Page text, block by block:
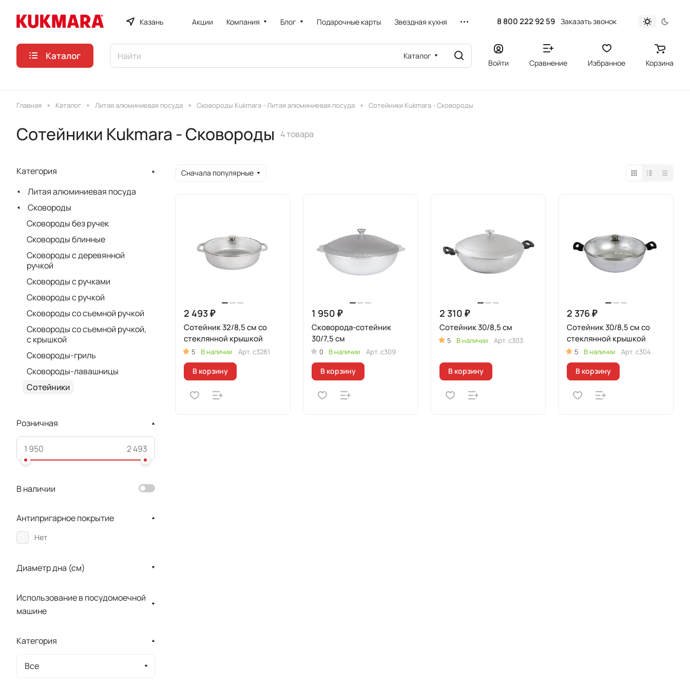
Казань Акции Компания Блог Подарочные карты Звездная кухня 8 800 222 92 59 Заказать звонок
Каталог Каталог
Войти Сравнение Избранное Корзина
Главная Каталог Литая алюминиевая посуда Сковороды Kukmara - Литая алюминиевая посуда Сотейники Kukmara - Сковороды
Сотейники Kukmara - Сковороды 4 товара
Сначала популярные
2 493 ₽
Сотейник 32/8,5 см со
стеклянной крышкой
5 В наличии Арт. с3281
В корзину
1 950 ₽
Сковорода-сотейник
30/7,5 см
0 В наличии Арт. с309
В корзину
2 310 ₽
Сотейник 30/8,5 см
5 В наличии Арт. с303
В корзину
2 376 ₽
Сотейник 30/8,5 см со
стеклянной крышкой
5 В наличии Арт.с304
В корзину
Категория
Литая алюминиевая посуда
Сковороды
Сковороды без ручек
Сковороды блинные
Сковороды с деревянной
ручкой
Сковороды с ручками
Сковороды с ручкой
Сковороды со съемной ручкой
Сковороды со съемной ручкой,
с крышкой
Сковороды-гриль
Сковороды-лавашницы
Сотейники
Розничная
В наличии
Антипригарное покрытие
Нет
Диаметр дна (см)
Использование в посудомоечной
машине
Категория
Все